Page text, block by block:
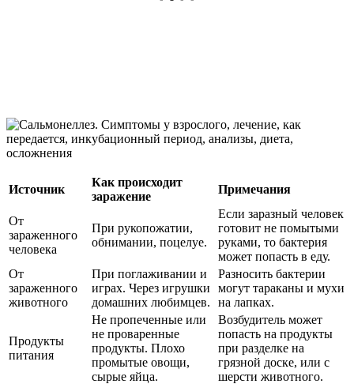
Источник
Как происходит
заражение
Примечания
От
зараженного
человека
При рукопожатии,
обнимании, поцелуе.
Если заразный человек
готовит не помытыми
руками, то бактерия
может попасть в еду.
От
зараженного
животного
При поглаживании и
играх. Через игрушки
домашних любимцев.
Разносить бактерии
могут тараканы и мухи
на лапках.
Продукты
питания
Не пропеченные или
не проваренные
продукты. Плохо
промытые овощи,
сырые яйца.
Возбудитель может
попасть на продукты
при разделке на
грязной доске, или с
шерсти животного.